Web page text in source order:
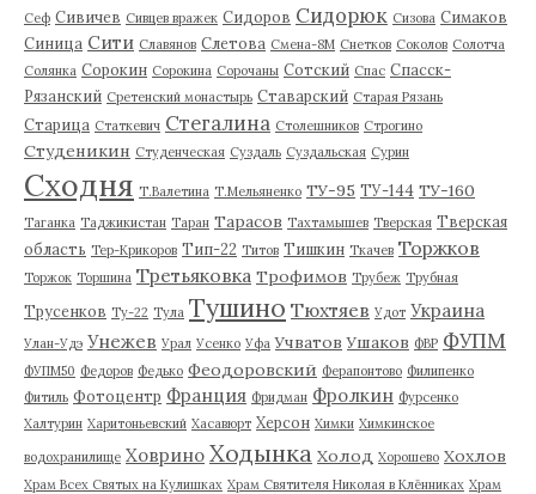
Сеф Сивичев Сивцев вражек Сидоров Сидорюк Сизова Симаков
Синица Сити Славянов Слетова Смена-8М Снетков Соколов Солотча
Солянка Сорокин Сорокина Сорочаны Сотский Спас Спасск-
Рязанский Сретенский монастырь Ставарский Старая Рязань
Старица Статкевич Стегалина Столешников Строгино
Студеникин Студенческая Суздаль Суздальская Сурин
Сходня Т.Валетина Т.Мельяненко ТУ-95 ТУ-144 ТУ-160
Таганка Таджикистан Таран Тарасов Тахтамышев Тверская Тверская
область Тер-Крикоров Тип-22 Титов Тишкин Ткачев Торжков
Торжок Торшина Третьяковка Трофимов Трубеж Трубная
Трусенков Ту-22 Тула Тушино Тюхтяев Удот Украина
Улан-Удэ Унежев Урал Усенко Уфа Учватов Ушаков ФВР ФУПМ
ФУПМ50 Федоров Федько Феодоровский Ферапонтово Филипенко
Фитиль Фотоцентр Франция Фридман Фролкин Фурсенко
Халтурин Харитоньевский Хасавюрт Херсон Химки Химкинское
водохранилище Ховрино Ходынка Холод Хорошево Хохлов
Храм Всех Святых на Кулишках Храм Святителя Николая в Клённиках Храм